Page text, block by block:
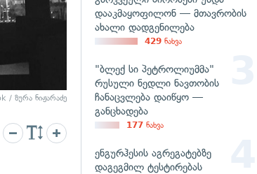
/ ზურა ნიჟარაძე
დააკმაყოფილონ — მთავრობის
ახალი დადგენილება
429 ნახვა
"ბლექ სი პეტროლიუმმა"
რუსული ნედლი ნავთობის
ჩანაცვლება დაიწყო —
განცხადება
177 ნახვა
ენგურჰესის აგრეგატებზე
დაგეგმილ ტესტირებას